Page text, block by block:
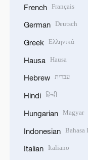
French Français
German Deutsch
Greek Ελληνικά
Hausa Hausa
Hebrew עברית
Hindi हिन्दी
Hungarian Magyar
Indonesian Bahasa
Italian Italiano